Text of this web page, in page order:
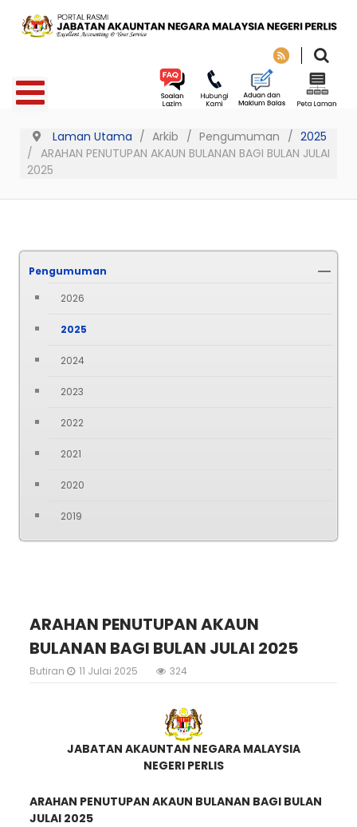
Laman Utama Arkib Pengumuman
2025
ARAHAN PENUTUPAN AKAUN BULANAN BAGI BULAN JULAI
2025
Pengumuman
2026
2025
2024
2023
2022
2021
2020
2019
ARAHAN PENUTUPAN AKAUN
BULANAN BAGI BULAN JULAI 2025
Butiran 11 Julai 2025 324
JABATAN AKAUNTAN NEGARA MALAYSIA
NEGERI PERLIS
ARAHAN PENUTUPAN AKAUN BULANAN BAGI BULAN
JULAI 2025